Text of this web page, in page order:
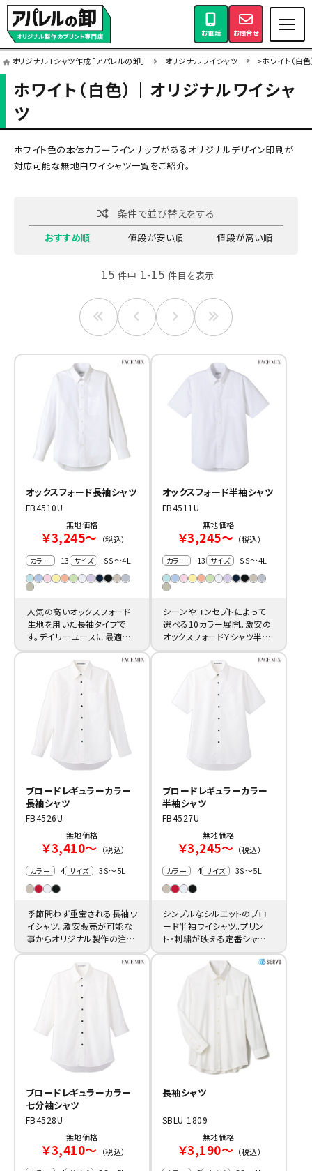
お電話 お問合せ
オリジナルTシャツ作成「アパレルの卸」 オリジナルワイシャツ >ホワイト（白
ホワイト（白色）｜オリジナルワイシャ
ツ
ホワイト色の本体カラーラインナップがあるオリジナルデザイン印刷が
対応可能な無地白ワイシャツ一覧をご紹介。
条件で並び替えをする
おすすめ順 値段が安い順 値段が高い順
15 件中 1-15 件目を表示
オックスフォード長袖シャツ
FB4510U
無地価格
￥3,245～ （税込）
カラー 13 サイズ SS～4L
人気の高いオックスフォード
生地を用いた長袖タイプで
す。デイリーユースに最適な
オックスフォード半袖シャツ
FB4511U
無地価格
￥3,245～ （税込）
カラー 13 サイズ SS～4L
シーンやコンセプトによって
選べる10カラー展開。激安の
オックスフォードＹシャツ半袖
ブロードレギュラーカラー
長袖シャツ
FB4526U
無地価格
￥3,410～ （税込）
カラー 4 サイズ 3S～5L
季節問わず重宝される長袖ワ
イシャツ。激安販売が可能な
事からオリジナル製作の注文
ブロードレギュラーカラー
半袖シャツ
FB4527U
無地価格
￥3,245～ （税込）
カラー 4 サイズ 3S～5L
シンプルなシルエットのブロ
ード半袖ワイシャツ。プリン
ト・刺繍が映える定番シャツ
ブロードレギュラーカラー
七分袖シャツ
FB4528U
無地価格
￥3,410～ （税込）
長袖シャツ
SBLU-1809
無地価格
￥3,190～ （税込）